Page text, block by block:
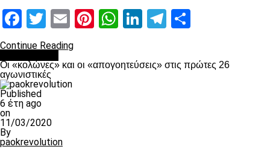
Facebook
Twitter
EmailPinterest
WhatsApp
LinkedIn
Telegram
Continue Reading
Οι «κολώνες» και οι «απογοητεύσεις» στις πρώτες 26
αγωνιστικές
Published
6 έτη ago
on
11/03/2020
By
paokrevolution